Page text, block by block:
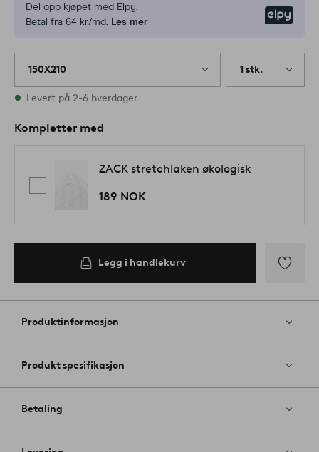
Del opp kjøpet med Elpy.
Betal fra 64 kr/md. Les mer
150X210 1 stk.
På lager
Levert på 2-6 hverdager
Kompletter med
ZACK stretchlaken økologisk
189 NOK
Legg i handlekurv
til
Produktinformasjon
Produkt spesifikasjon
Betaling